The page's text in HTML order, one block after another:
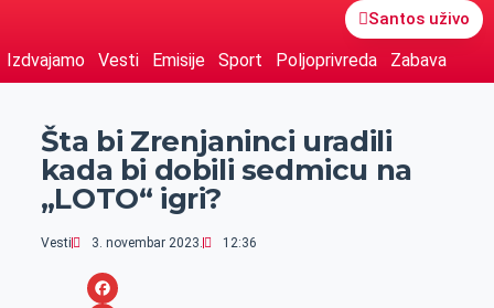
Santos uživo
Izdvajamo Vesti Emisije Sport Poljoprivreda Zabava
Šta bi Zrenjaninci uradili
kada bi dobili sedmicu na
„LOTO“ igri?
Vesti 3. novembar 2023. 12:36